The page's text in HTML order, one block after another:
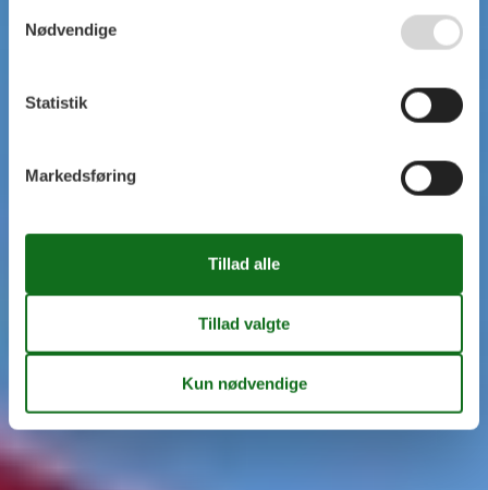
Nødvendige
Statistik
Markedsføring